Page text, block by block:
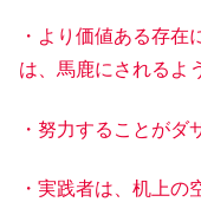
・より価値ある存
は、馬鹿にされるよ
・努力することが
・実践者は、机上